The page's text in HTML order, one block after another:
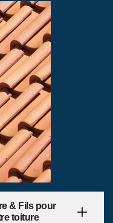
& Fils pour
toiture